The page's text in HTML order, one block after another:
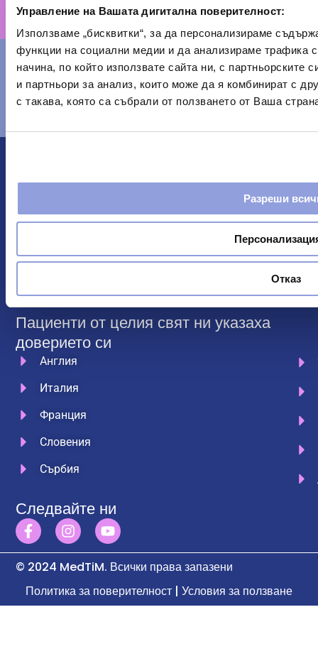
Управление на Вашата дигитална поверителност:
Използваме „бисквитки“, за да персонализираме
функции на социални медии и да анализираме трафика
начина, по който използвате сайта ни, с партньорските
и партньори за анализ, които може да я комбинират с
с такава, която са събрали от ползването от Ваша
Разреши
Отказ
+381 66 8036332
Изпратете ни имейл
info@medtim.bg
индивида, његову породицу и општествене
односе. Клиника МедТим, благодарећи стручном
програмима лечења, лечи било какав облик
зависности, не зависно од тежине, комплексности
или интензитета ове болести.
Пациенти от целия свят ни указаха
доверието си
Англия
Италия
Франция
Словения
Сърбия
Следвайте ни
© 2024 MedTiM. Всички права запазени
Политика за поверителност | Условия за ползване